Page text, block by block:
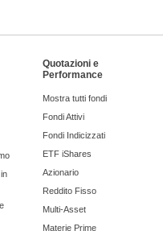
Quotazioni e
Performance
Mostra tutti fondi
Fondi Attivi
Fondi Indicizzati
ETF iShares
Azionario
Reddito Fisso
Multi-Asset
Materie Prime